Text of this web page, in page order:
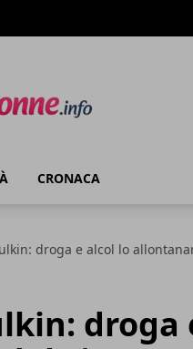
CRONACA
droga e alcol lo
droga